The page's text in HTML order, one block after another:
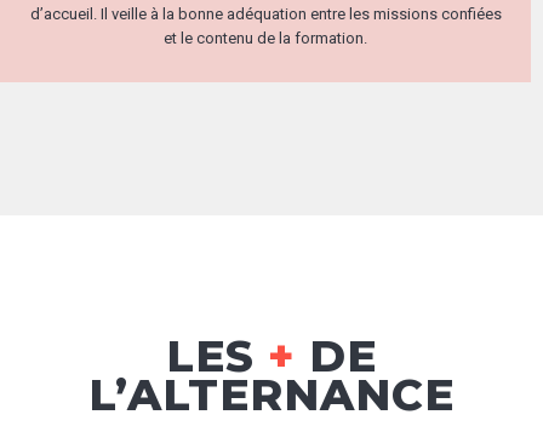
d’accueil. Il veille à la bonne adéquation entre les missions confiées
et le contenu de la formation.
LES + DE
L’ALTERNANCE